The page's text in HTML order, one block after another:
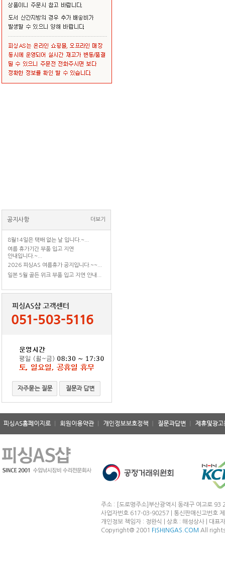
공지사항 더보기
8월14일은 택배 없는 날 입니다.~...
여름 휴가기간 부품 입고 지연
안내입니다.~...
2026 피싱AS 여름휴가 공지입니다.~~...
일본 5월 골든 위크 부품 입고 지연 안내...
주소 : [도로명주소]부산광역시 동래구 여고로
사업자번호 617-03-90257 | 통신판매신고번호
개인정보 책임자 : 정완식 | 상호 : 해성상사 | 대
Copyright@ 2001
FISHINGAS.COM All